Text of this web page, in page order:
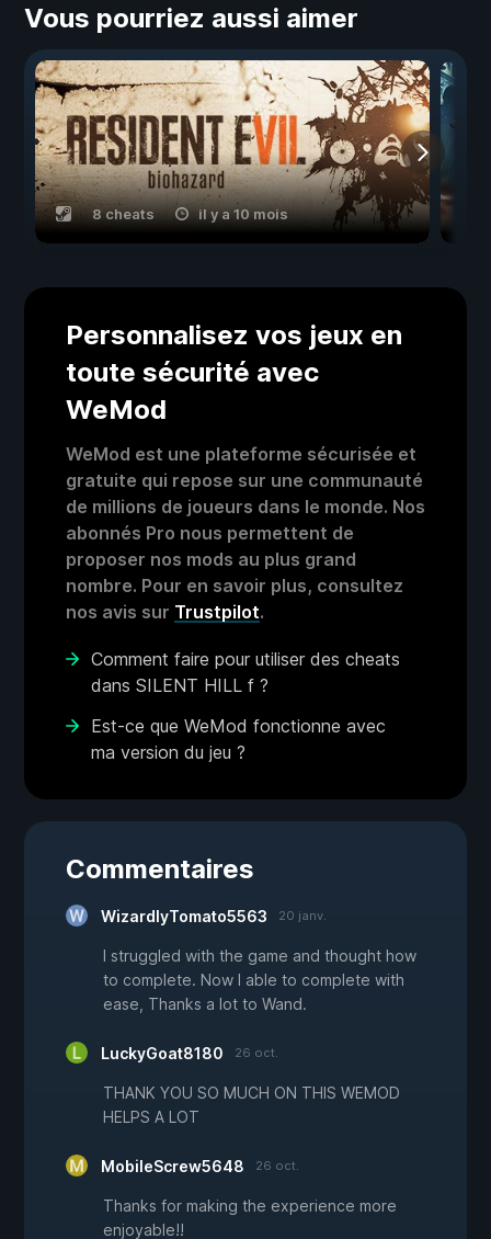
Vous pourriez aussi aimer
8 cheats il y a 10 mois
Personnalisez vos jeux en
toute sécurité avec
WeMod
WeMod est une plateforme sécurisée et
gratuite qui repose sur une communauté
de millions de joueurs dans le monde. Nos
abonnés Pro nous permettent de
proposer nos mods au plus grand
nombre. Pour en savoir plus, consultez
nos avis sur Trustpilot.
Comment faire pour utiliser des cheats
dans SILENT HILL f ?
Est-ce que WeMod fonctionne avec
ma version du jeu ?
Commentaires
WizardlyTomato5563 20 janv.
I struggled with the game and thought how
to complete. Now I able to complete with
ease, Thanks a lot to Wand.
LuckyGoat8180 26 oct.
THANK YOU SO MUCH ON THIS WEMOD
HELPS A LOT
MobileScrew5648 26 oct.
Thanks for making the experience more
enjoyable!!